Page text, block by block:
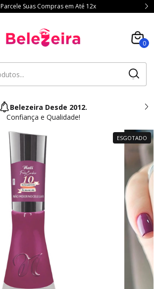
Parcele Suas Compras em Até 12x
0
Belezeira Desde 2012.
Confiança e Qualidade!
ESGOTADO